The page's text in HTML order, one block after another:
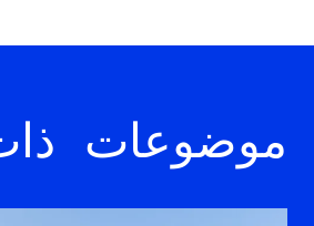
موضوعات